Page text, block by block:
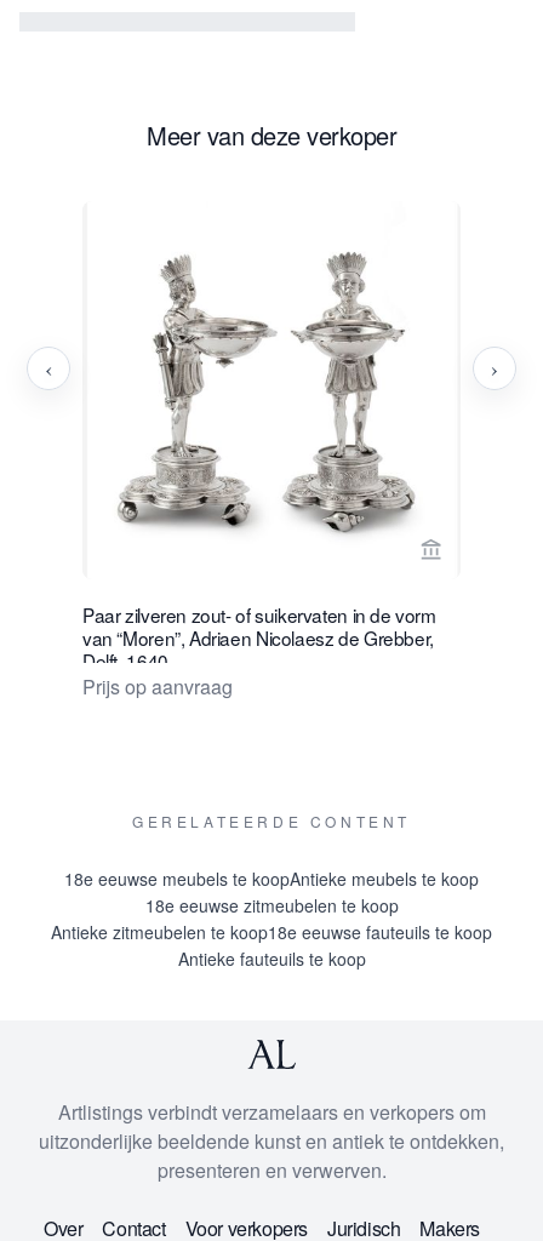
Meer van deze verkoper
Bekijk
Paar zilveren zout- of suikervaten in de vorm
van “Moren”, Adriaen Nicolaesz de Grebber,
Delft, 1640
Prijs op aanvraag
‹ ›
GERELATEERDE CONTENT
18e eeuwse meubels te koopAntieke meubels te koop
18e eeuwse zitmeubelen te koop
Antieke zitmeubelen te koop18e eeuwse fauteuils te koop
Antieke fauteuils te koop
Artlistings verbindt verzamelaars en verkopers om
uitzonderlijke beeldende kunst en antiek te ontdekken,
presenteren en verwerven.
Over Contact Voor verkopers Juridisch Makers